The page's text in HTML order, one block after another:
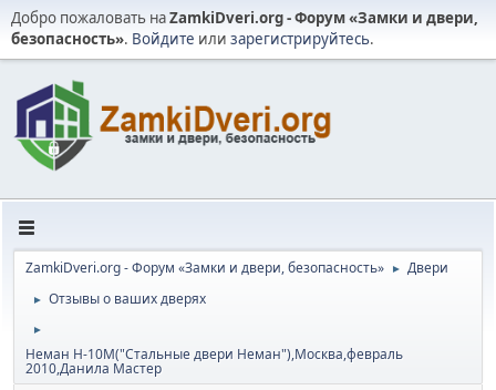
Добро пожаловать наZamkiDveri.org - Форум «Замки и двери,
безопасность». Войдите или зарегистрируйтесь.
ZamkiDveri.org - Форум «Замки и двери, безопасность» ► Двери
► Отзывы о ваших дверях
►
Неман Н-10М("Стальные двери Неман"),Москва,февраль
2010,Данила Мастер